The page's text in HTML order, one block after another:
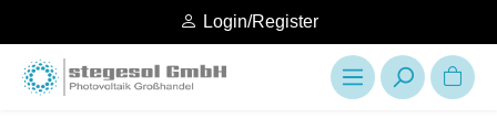
Login/Register